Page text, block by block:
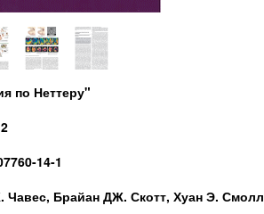
по Неттеру"
14-1
Брайан ДЖ. Скотт, Хуан Э. Смолл